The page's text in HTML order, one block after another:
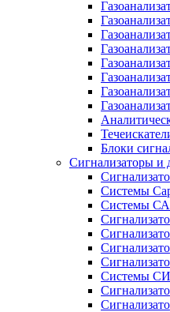
Блоки
Сигнализаторы и
Системы
Системы
Системы